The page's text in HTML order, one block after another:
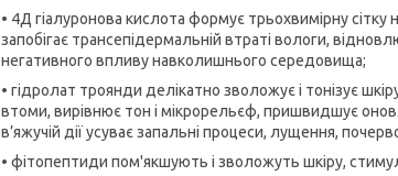
• 4Д гіалуронова кислота формує трьохвимірну
запобігає трансепідермальній втраті вологи,
негативного впливу навколишнього середовища;
• гідролат троянди делікатно зволожує і тонізує
втоми, вирівнює тон і мікрорельєф, пришвидшує
в’яжучій дії усуває запальні процеси, лущення,
• фітопептиди пом'якшують і зволожуть шкіру,